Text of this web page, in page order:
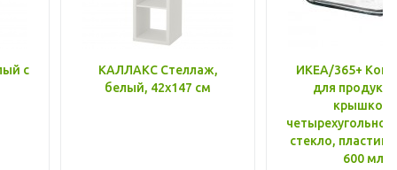
с
КАЛЛАКС Стеллаж,
белый, 42x147 см
ИКЕА/365+
для
крышкой,
стекло, пластик
600 мл